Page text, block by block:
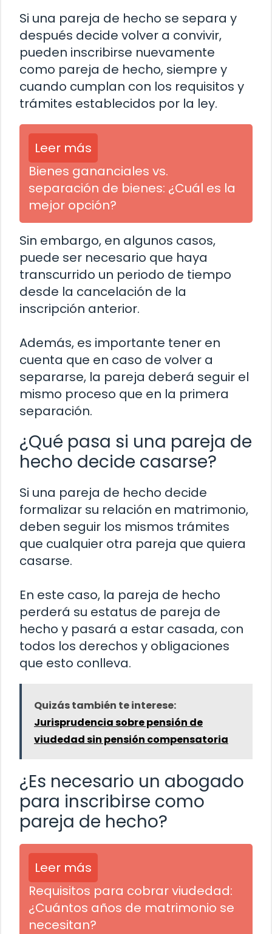
Si una pareja de hecho se separa y
después decide volver a convivir,
pueden inscribirse nuevamente
como pareja de hecho, siempre y
cuando cumplan con los requisitos y
trámites establecidos por la ley.
Leer más
Bienes gananciales vs.
separación de bienes: ¿Cuál es la
mejor opción?
Sin embargo, en algunos casos,
puede ser necesario que haya
transcurrido un periodo de tiempo
desde la cancelación de la
inscripción anterior.
Además, es importante tener en
cuenta que en caso de volver a
separarse, la pareja deberá seguir el
mismo proceso que en la primera
separación.
¿Qué pasa si una pareja de
hecho decide casarse?
Si una pareja de hecho decide
formalizar su relación en matrimonio,
deben seguir los mismos trámites
que cualquier otra pareja que quiera
casarse.
En este caso, la pareja de hecho
perderá su estatus de pareja de
hecho y pasará a estar casada, con
todos los derechos y obligaciones
que esto conlleva.
Quizás también te interese:
Jurisprudencia sobre pensión de
viudedad sin pensión compensatoria
¿Es necesario un abogado
para inscribirse como
pareja de hecho?
Leer más
Requisitos para cobrar viudedad:
¿Cuántos años de matrimonio se
necesitan?